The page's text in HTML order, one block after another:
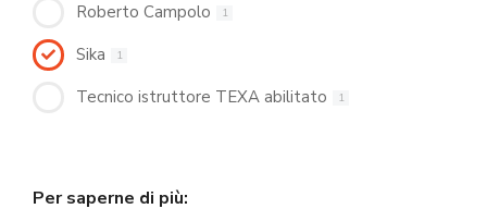
Roberto Campolo 1
Sika 1
Tecnico istruttore TEXA abilitato 1
Per saperne di più: